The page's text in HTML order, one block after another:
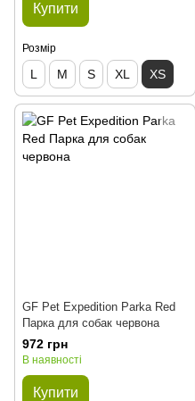
Купити
Розмір
L M S XL XS
GF Pet Expedition Parka Red
Парка для собак червона
972 грн
В наявності
Купити